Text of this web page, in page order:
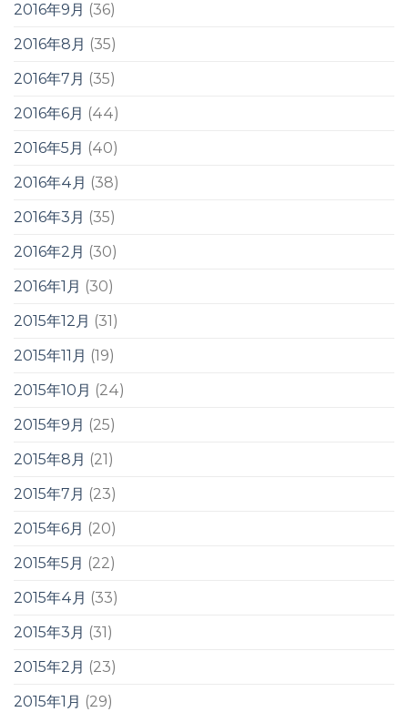
2016年9月 (36)
2016年8月 (35)
2016年7月 (35)
2016年6月 (44)
2016年5月 (40)
2016年4月 (38)
2016年3月 (35)
2016年2月 (30)
2016年1月 (30)
2015年12月 (31)
2015年11月 (19)
2015年10月 (24)
2015年9月 (25)
2015年8月 (21)
2015年7月 (23)
2015年6月 (20)
2015年5月 (22)
2015年4月 (33)
2015年3月 (31)
2015年2月 (23)
2015年1月 (29)